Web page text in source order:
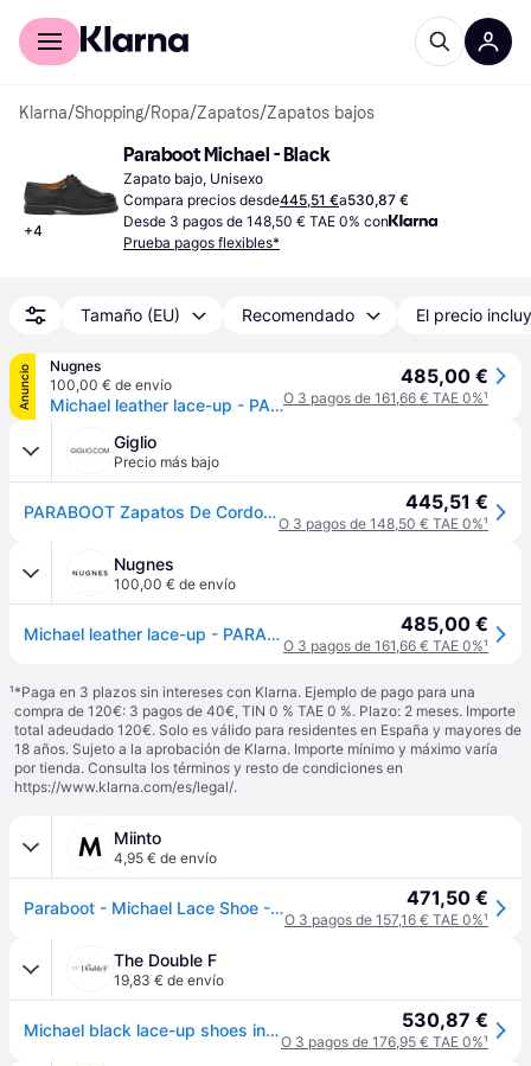
Comprar con Klarna
Klarna/Shopping/Ropa/Zapatos/Zapatos bajos
+4
Paraboot Michael - Black
Zapato bajo, Unisexo
Compara precios desde445,51 €a530,87 €
Desde 3 pagos de 148,50 € TAE 0% con
Prueba pagos flexibles*
Tamaño (EU) Recomendado El precio
Anuncio
Nugnes
100,00 € de envío
Michael leather lace-up - PARABOOT - gender_Man
485,00 €
O 3 pagos de 161,66 € TAE 0%¹
Giglio
Precio más bajo
PARABOOT Zapatos De Cordones Hombre color Negro 445,51 €
O 3 pagos de 148,50 € TAE 0%¹
Nugnes
100,00 € de envío
Michael leather lace-up - PARABOOT - gender_Man 485,00 €
O 3 pagos de 161,66 € TAE 0%¹
¹*Paga en 3 plazos sin intereses con Klarna. Ejemplo de pago para una
compra de 120€: 3 pagos de 40€, TIN 0 % TAE 0 %. Plazo: 2 meses. Importe
total adeudado 120€. Solo es válido para residentes en España y mayores de
18 años. Sujeto a la aprobación de Klarna. Importe mínimo y máximo varía
por tienda. Consulta los términos y resto de condiciones en
https://www.klarna.com/es/legal/.
Miinto
4,95 € de envío
Paraboot - Michael Lace Shoe - Shoes - Hombre - Negro - 42 1/2 EU - 471,50 €
O 3 pagos de 157,16 € TAE 0%¹
The Double F
19,83 € de envío
Michael black lace-up shoes in leather 530,87 €
O 3 pagos de 176,95 € TAE 0%¹